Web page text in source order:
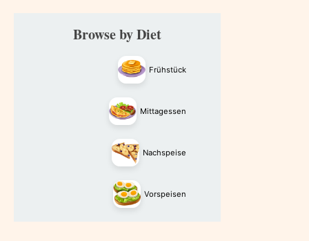
Primary
SidebarBrowse by Diet
Frühstück
Mittagessen
Nachspeise
Vorspeisen